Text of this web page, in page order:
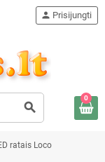
search
person Prisijungti
0
ratais Loco